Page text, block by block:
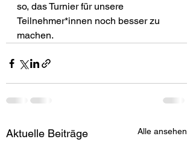
so, das Turnier für unsere
Teilnehmer*innen noch besser zu
machen.
Aktuelle Beiträge Alle ansehen